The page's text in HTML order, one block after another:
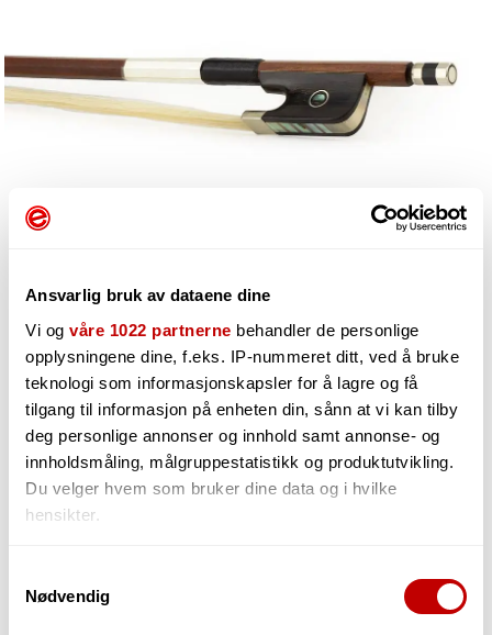
Ansvarlig bruk av dataene dine
Vi og våre 1022 partnerne behandler de personlige
opplysningene dine, f.eks. IP-nummeret ditt, ved å bruke
teknologi som informasjonskapsler for å lagre og få
tilgang til informasjon på enheten din, sånn at vi kan tilby
deg personlige annonser og innhold samt annonse- og
innholdsmåling, målgruppestatistikk og produktutvikling.
Du velger hvem som bruker dine data og i hvilke
hensikter.
Innhente informasjon om den geografiske
Nødvendig
1 882,-
- +